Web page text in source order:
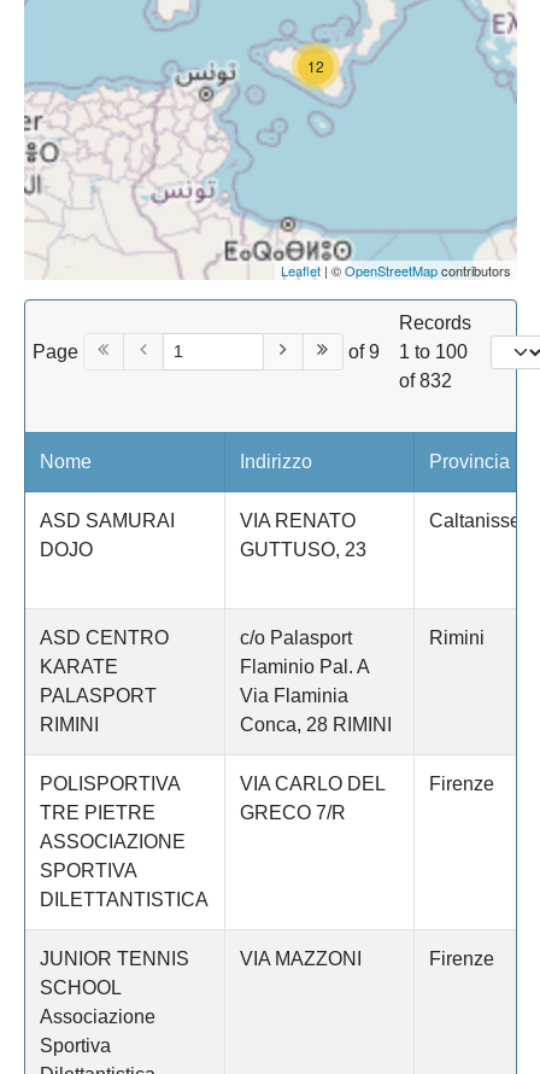
12
Leaflet| ©OpenStreetMapcontributors
Page of 9
Records
1 to 100
of 832
Nome Indirizzo Provincia
ASD SAMURAI
DOJO
VIA RENATO
GUTTUSO, 23
Caltanissetta
ASD CENTRO
KARATE
PALASPORT
RIMINI
c/o Palasport
Flaminio Pal. A
Via Flaminia
Conca, 28 RIMINI
Rimini
POLISPORTIVA
TRE PIETRE
ASSOCIAZIONE
SPORTIVA
DILETTANTISTICA
VIA CARLO DEL
GRECO 7/R
Firenze
JUNIOR TENNIS
SCHOOL
Associazione
Sportiva
VIA MAZZONI Firenze